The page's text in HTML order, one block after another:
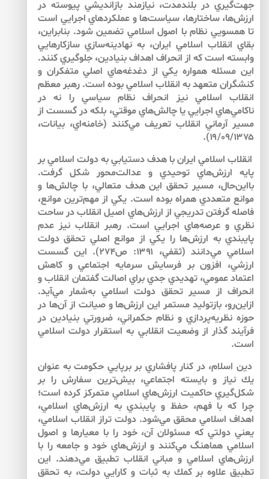
جهت‌گيري در بلندمدت، نيازمند بازانديشي پيوسته در
ارزش‌ها، ساختارها، سياست‌ها و عملكردهاي اجرايي است
تا همسويي نظام با اصول اسلامي تضمين شود. بنابراين،
بقاي انقلاب اسلامي ايران، به نهادينه‌سازي سازكارهايي
وابسته است كه از انحراف اهداف بنيادين، جلوگيري كنند.
اين مسئله همواره يكي از دغدغه‌هاي اصلي متفكران و
كنشگران متعهد به انقلاب اسلامي بوده است. رهبر معظم
انقلاب اسلامي نيز انحراف نظام سياسي را نه در
ناكامي‌هاي اجرايي يا چالش‌هاي موقتي، بلكه در گسست از
مسير آرماني انقلاب تعريف مي‌كنند (خامنه‌اي، بيانات،
۱۹/۰۹/۱۳۷۵).
انقلاب اسلامي ايران با هدف دستيابي به دولت اسلامي بر
پايه ارزش‌هاي توحيدي و عدالت‌محور شكل گرفت.
بااين‌حال، مسير تحقق اين هدف متعالي، با چالش‌ها و
موانع متعددي همراه بوده است. يكي از مهم‌ترين موانع،
فاصله‌ گرفتن تدريجي از ارزش‌هاي اصيل انقلاب در ساحت
نظري و عرصه‌هاي اجرايي است. رهبر انقلاب نيز عدم
پايبندي به ارزش‌ها را يكي از موانع اصلي تحقق دولت
اسلامي مي‌دانند (ثقفي، ۱۳۹۱: ص۲۷۴). اين گسست
ارزشي، افزون بر فرسايش سرمايه اجتماعي و كاهش
اعتماد عمومي، تهديدي جدي براي اصالت گفتمان انقلاب و
انحراف از مسير تحقق دولت اسلامي به‌شمار مي‌آيد.
ازاين‌رو، بازتوليد مستمر اين ارزش‌ها و صيانت از آن‌ها در
حوزه نظريه‌پردازي و نظام حكمراني، ضرورتي بنيادين در
فرآيند گذار از وضعيت انقلابي به استقرار دولت اسلامي
است.
دين اسلام، در كنار پافشاري بر برپايي حكومت به عنوان
يك نياز و بايسته اجتماعي، بيش‌ترين سفارش‌ را بر
شكل‌گيري حاكميت ارزش‌هاي اسلامي متمركز كرده است؛
چرا كه با فهم، حفظ و پايبندي به ارزش‌هاي اسلامي،
اهداف اسلامي محقق مي‌شود. دولت تراز انقلاب اسلامي،
يعني دولتي كه مسئولان آن، خود را با معيارها و اصول
اسلامي هماهنگ مي‌كنند و ارزش‌هاي خود و جامعه را با
ارزش‌هاي اسلامي و مباني انقلاب تطبيق ‌مي‌دهند. اين
تطبيق علاوه بر كمك به ثبات و كارايي دولت، به تحقق